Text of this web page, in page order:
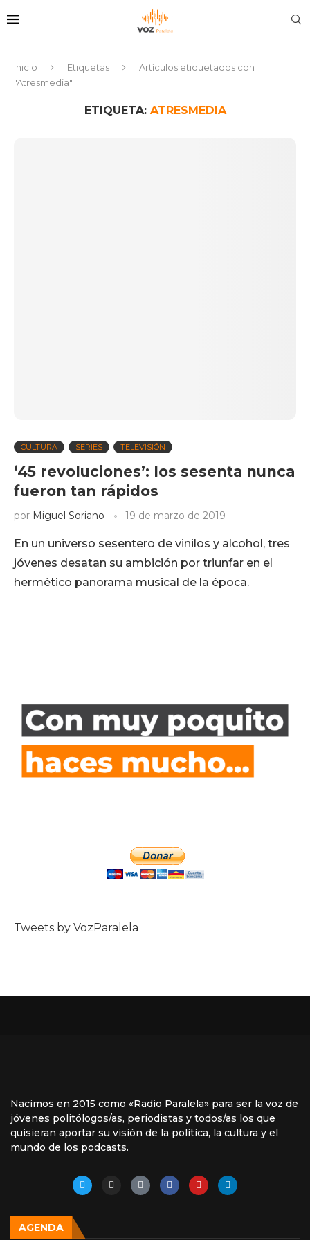
Inicio Etiquetas
Artículos etiquetados con
"Atresmedia"
ETIQUETA: ATRESMEDIA
CULTURA SERIES TELEVISIÓN
‘45 revoluciones’: los sesenta nunca
fueron tan rápidos
por Miguel Soriano 19 de marzo de 2019
En un universo sesentero de vinilos y alcohol, tres
jóvenes desatan su ambición por triunfar en el
hermético panorama musical de la época.
Tweets by VozParalela
Nacimos en 2015 como «Radio Paralela» para ser la voz de
jóvenes politólogos/as, periodistas y todos/as los que
quisieran aportar su visión de la política, la cultura y el
mundo de los podcasts.
AGENDA